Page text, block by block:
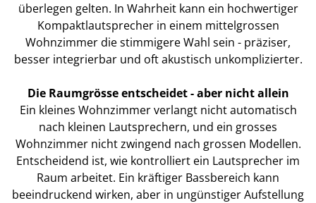
überlegen gelten. In Wahrheit kann ein hochwertiger
Kompaktlautsprecher in einem mittelgrossen
Wohnzimmer die stimmigere Wahl sein - präziser,
besser integrierbar und oft akustisch unkomplizierter.
Die Raumgrösse entscheidet - aber nicht allein
Ein kleines Wohnzimmer verlangt nicht automatisch
nach kleinen Lautsprechern, und ein grosses
Wohnzimmer nicht zwingend nach grossen Modellen.
Entscheidend ist, wie kontrolliert ein Lautsprecher im
Raum arbeitet. Ein kräftiger Bassbereich kann
beeindruckend wirken, aber in ungünstiger Aufstellung